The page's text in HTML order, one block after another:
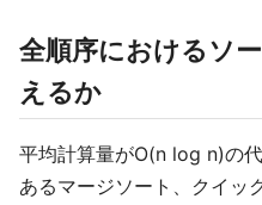
全順序におけるソ
えるか
平均計算量がO(n log n)の
あるマージソート、クイッ